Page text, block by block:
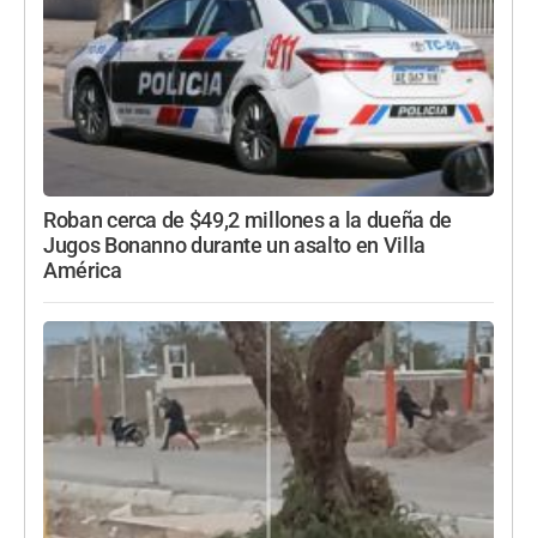
Roban cerca de $49,2 millones a la dueña de
Jugos Bonanno durante un asalto en Villa
América